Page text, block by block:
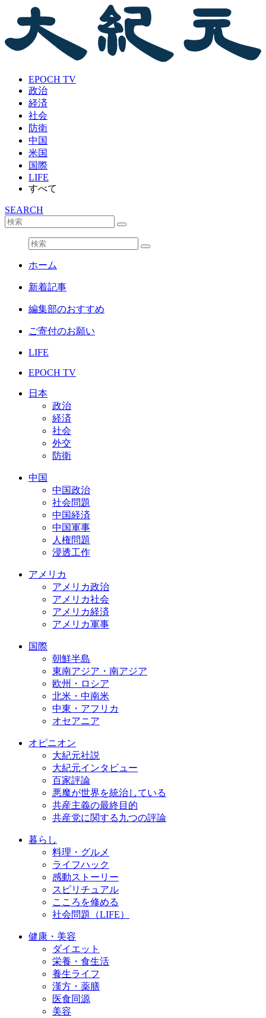
EPOCH TV
政治
経済
社会
防衛
中国
米国
国際
LIFE
すべて
SEARCH
ホーム
新着記事
編集部のおすすめ
ご寄付のお願い
LIFE
EPOCH TV
日本
政治
経済
社会
外交
防衛
中国
中国政治
社会問題
中国経済
中国軍事
人権問題
浸透工作
アメリカ
アメリカ政治
アメリカ社会
アメリカ経済
アメリカ軍事
国際
朝鮮半島
東南アジア・南アジア
欧州・ロシア
北米・中南米
中東・アフリカ
オセアニア
オピニオン
大紀元社説
大紀元インタビュー
百家評論
悪魔が世界を統治している
共産主義の最終目的
共産党に関する九つの評論
暮らし
料理・グルメ
ライフハック
感動ストーリー
スピリチュアル
こころを修める
社会問題（LIFE）
健康・美容
ダイエット
栄養・食生活
養生ライフ
漢方・薬膳
医食同源
美容